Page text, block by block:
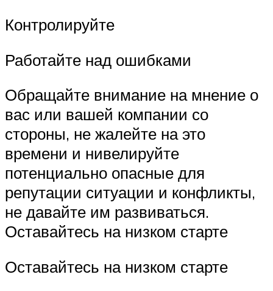
Контролируйте
Работайте над ошибками
Обращайте внимание на мнение о
вас или вашей компании со
стороны, не жалейте на это
времени и нивелируйте
потенциально опасные для
репутации ситуации и конфликты,
не давайте им развиваться.
Оставайтесь на низком старте
Оставайтесь на низком старте